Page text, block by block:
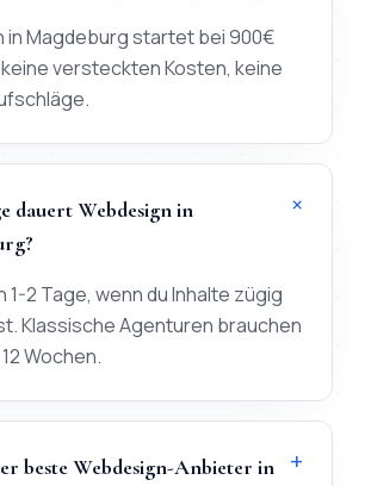
in Magdeburg startet bei 900€
versteckten Kosten, keine
dauert Webdesign in
+
1-2 Tage, wenn du Inhalte zügig
Klassische Agenturen brauchen
Wochen.
beste Webdesign-Anbieter in
+